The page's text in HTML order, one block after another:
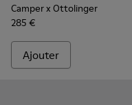
Camper x Ottolinger
285 €
Ajouter